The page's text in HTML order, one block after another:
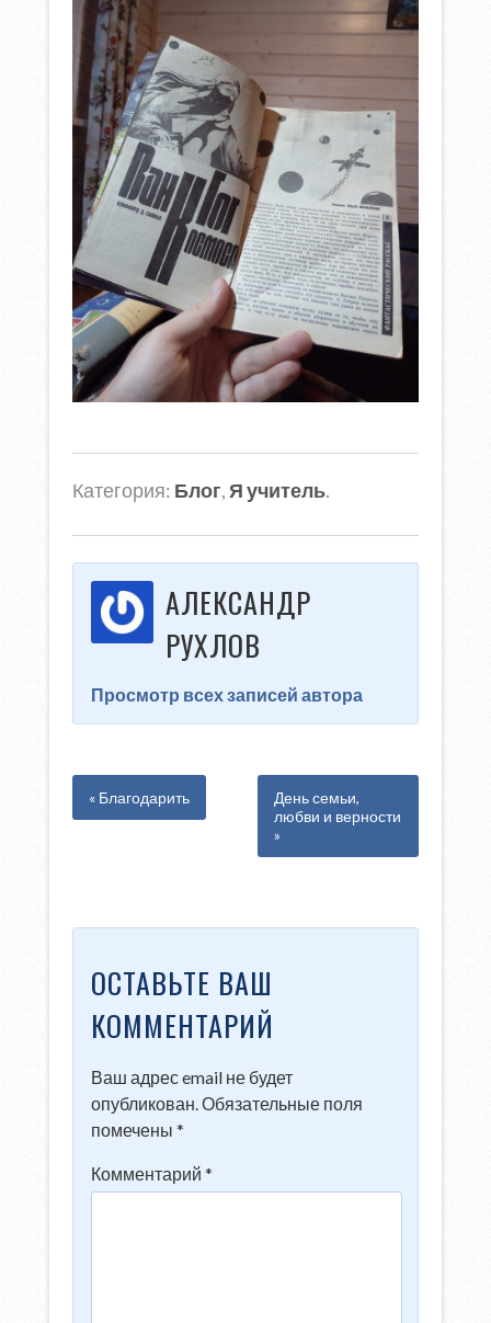
Категория: Блог, Я учитель.
АЛЕКСАНДР
РУХЛОВ
Просмотр всех записей автора
« Благодарить
День семьи,
любви и верности
»
ОСТАВЬТЕ ВАШ
КОММЕНТАРИЙ
Ваш адрес email не будет
опубликован.Обязательные поля
помечены*
Комментарий*